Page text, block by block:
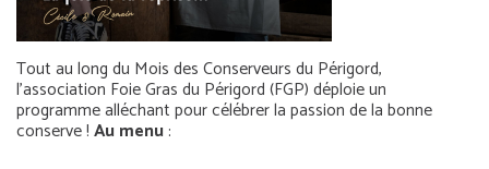
Tout au long du Mois des Conserveurs du Périgord,
l’association Foie Gras du Périgord (FGP) déploie un
programme alléchant pour célébrer la passion de la bonne
conserve !Au menu: